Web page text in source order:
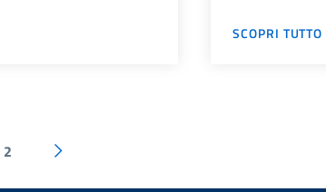
SCOPRI TUTTO
2